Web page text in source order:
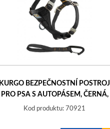
KURGO BEZPEČNOSTNÍ POSTROJ
PRO PSA S AUTOPÁSEM, ČERNÁ,
M
Kod produktu: 70921